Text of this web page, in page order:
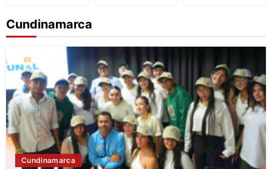
Cundinamarca
Cundinamarca